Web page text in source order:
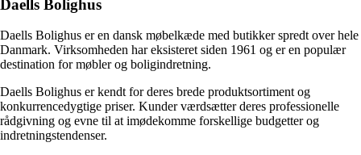
Daells Bolighus
Daells Bolighus er en dansk møbelkæde med butikker spredt over hele
Danmark. Virksomheden har eksisteret siden 1961 og er en populær
destination for møbler og boligindretning.
Daells Bolighus er kendt for deres brede produktsortiment og
konkurrencedygtige priser. Kunder værdsætter deres professionelle
rådgivning og evne til at imødekomme forskellige budgetter og
indretningstendenser.